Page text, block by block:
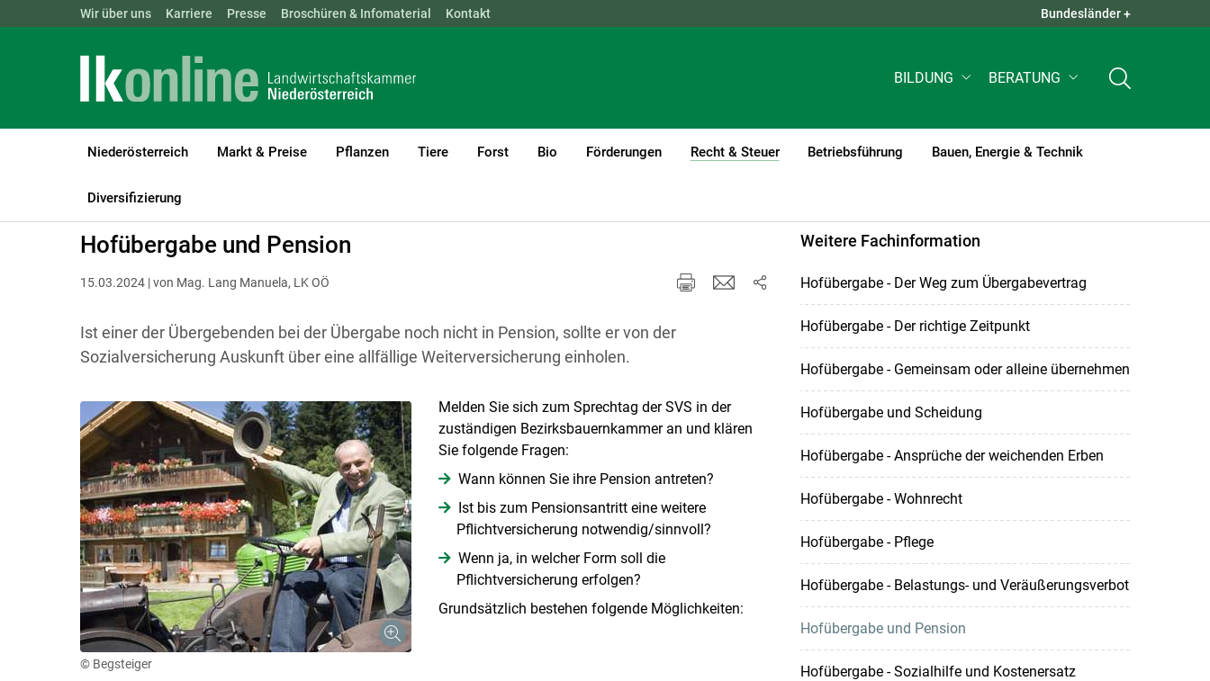
Landwirtschaftskammern: ÖSTERREICH BGLD KTN NÖ OÖ SBG QUICK LINKS +
Wir über uns Karriere Presse Broschüren & Infomaterial Kontakt Bundesländer +
BILDUNG BERATUNG
Niederösterreich Markt & Preise Pflanzen Tiere Forst Bio Förderungen Recht & Steuer
(current)1
Betriebsführung Bauen, Energie & Technik
Diversifizierung
LK Niederösterreich
Hofübergabe und Pension
15.03.2024 | von Mag. Lang Manuela, LK OÖ
Ist einer der Übergebenden bei der Übergabe noch nicht in Pension, sollte er von der
Sozialversicherung Auskunft über eine allfällige Weiterversicherung einholen.
© Begsteiger
Melden Sie sich zum Sprechtag der SVS in der
zuständigen Bezirksbauernkammer an und klären
Sie folgende Fragen:
Wann können Sie ihre Pension antreten?
Ist bis zum Pensionsantritt eine weitere
Pflichtversicherung notwendig/sinnvoll?
Wenn ja, in welcher Form soll die
Pflichtversicherung erfolgen?
Grundsätzlich bestehen folgende Möglichkeiten:
Weitere Fachinformation
Hofübergabe - Der Weg zum Übergabevertrag
Hofübergabe - Der richtige Zeitpunkt
Hofübergabe - Gemeinsam oder alleine übernehmen
Hofübergabe und Scheidung
Hofübergabe - Ansprüche der weichenden Erben
Hofübergabe - Wohnrecht
Hofübergabe - Pflege
Hofübergabe - Belastungs- und Veräußerungsverbot
Hofübergabe und Pension
Hofübergabe - Sozialhilfe und Kostenersatz